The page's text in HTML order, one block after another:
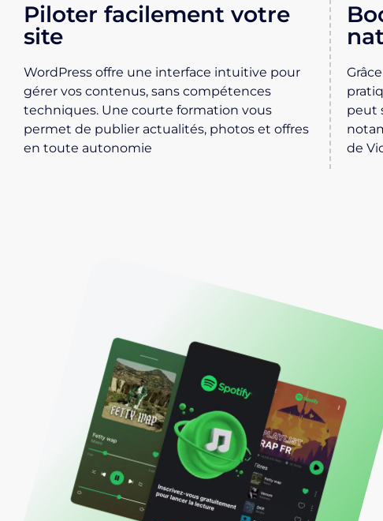
Piloter facilement votre
site
WordPress offre une interface intuitive pour
gérer vos contenus, sans compétences
techniques. Une courte formation vous
permet de publier actualités, photos et offres
en toute autonomie
peut
de